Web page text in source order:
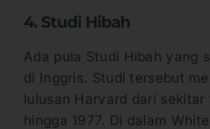
4. Studi Hibah
Ada pula Studi Hibah yang
di Inggris. Studi tersebut
lulusan Harvard dari sekitar
hingga 1977. Di dalam